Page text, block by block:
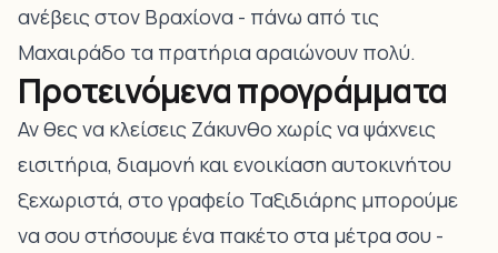
ανέβεις στον Βραχίονα - πάνω από τις
Μαχαιράδο τα πρατήρια αραιώνουν πολύ.
Προτεινόμενα προγράμματα
Αν θες να κλείσεις Ζάκυνθο χωρίς να ψάχνεις
εισιτήρια, διαμονή και ενοικίαση αυτοκινήτου
ξεχωριστά, στο γραφείο Ταξιδιάρης μπορούμε
να σου στήσουμε ένα πακέτο στα μέτρα σου -